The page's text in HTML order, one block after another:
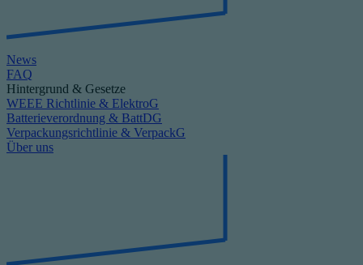
News
FAQ
Hintergrund & Gesetze
WEEE Richtlinie & ElektroG
Batterieverordnung & BattDG
Verpackungsrichtlinie & VerpackG
Über uns